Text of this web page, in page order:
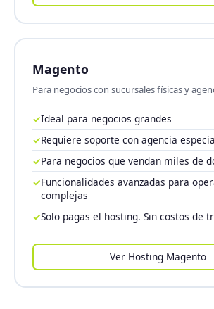
Magento
Para negocios con sucursales físicas y
✓Ideal para negocios grandes
✓Requiere soporte con agencia
✓Para negocios que vendan miles de
✓Funcionalidades avanzadas para
complejas
✓Solo pagas el hosting. Sin costos de
Ver Hosting Magento